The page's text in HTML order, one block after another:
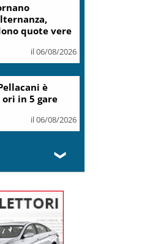
quote vere
il 06/08/2026
è
in 5 gare
il 06/08/2026
❯